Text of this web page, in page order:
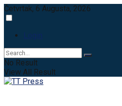
Četvrtak, 6 Augusta, 2026
Login
No Result
View All Result